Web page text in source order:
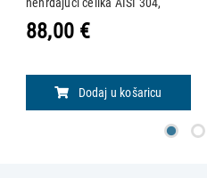
minimalne debljine 0,6 mm
Mogućnost sterilizacije u
88,00 €
Dodaj u košaricu